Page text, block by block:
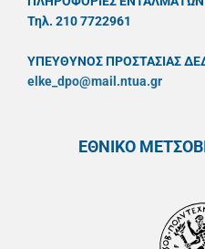
Τηλ. 210 7722961
ΥΠΕΥΘYΝΟΣ ΠΡΟΣΤΑΣΙΑΣ
elke_dpo@mail.ntua.gr
ΕΘΝΙΚΟ